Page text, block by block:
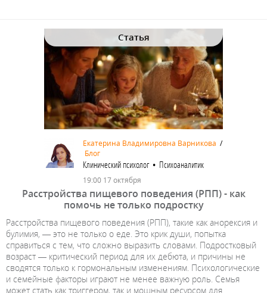
Статья
Екатерина Владимировна Варникова /
Блог
Клинический психолог • Психоаналитик
19:00 17 октября
Расстройства пищевого поведения (РПП) - как
помочь не только подростку
Расстройства пищевого поведения (РПП), такие как анорексия и
булимия, — это не только о еде. Это крик души, попытка
справиться с тем, что сложно выразить словами. Подростковый
возраст — критический период для их дебюта, и причины не
сводятся только к гормональным изменениям. Психологические
и семейные факторы играют не менее важную роль. Семья
может стать как триггером, так и мощным ресурсом для